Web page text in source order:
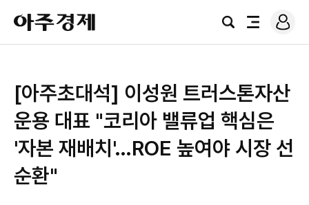
아
주
경
검
전
로
그
[아주초대석] 이성원 트러스톤자산
운용 대표 "코리아 밸류업 핵심은
'자본 재배치'…ROE 높여야 시장 선
순환"